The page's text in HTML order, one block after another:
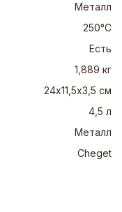
Металл
250°C
Есть
1,889 кг
24х11,5х3,5 см
4,5 л
Металл
Cheget